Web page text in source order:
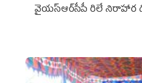
వైయ‌స్ఆర్‌సీపీ రిలే నిరాహార